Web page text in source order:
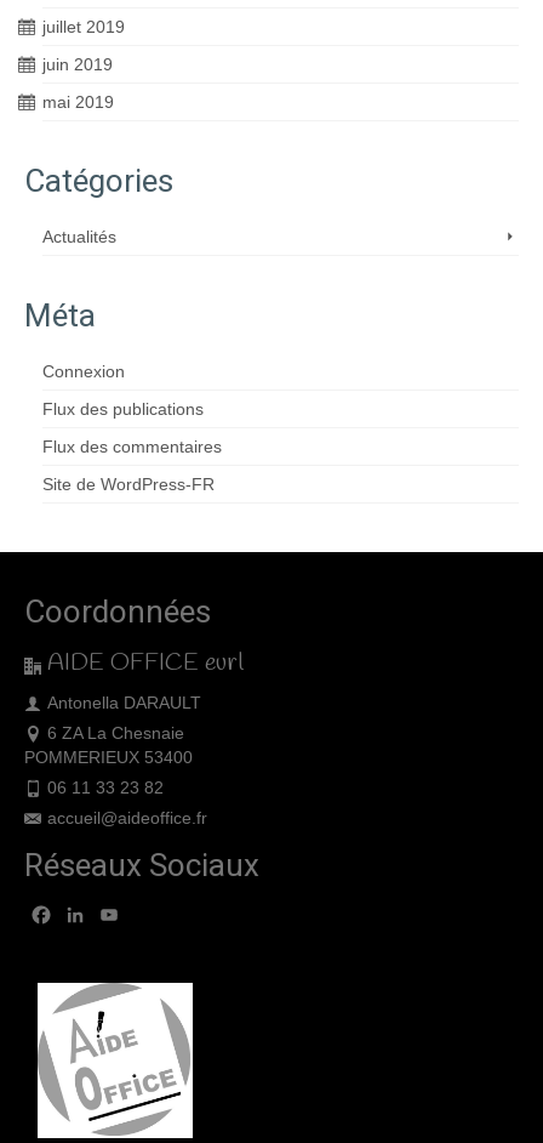
juillet 2019
juin 2019
mai 2019
Catégories
Actualités
Méta
Connexion
Flux des publications
Flux des commentaires
Site de WordPress-FR
Coordonnées
AIDE OFFICE eurl
Antonella DARAULT
6 ZA La Chesnaie
POMMERIEUX 53400
06 11 33 23 82
accueil@aideoffice.fr
Réseaux Sociaux
Facebook
LinkedIn